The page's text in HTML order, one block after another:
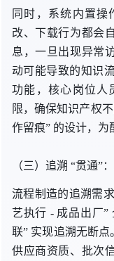
同时，系统内置操
改、下载行为都会
息，一旦出现异常
动可能导致的知识
功能 ，核心岗位人
限，确保知识产权
作留痕” 的设计，为
（三） 追溯 “贯通”
流程制造的追溯需
艺执行 - 成品出厂”
联” 实现追溯无断点
供应商资质、批次